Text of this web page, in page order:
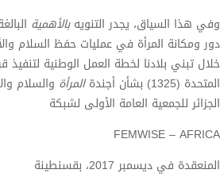
بالأهميةالبالغة التي توليها بلادنا لتعزيز
حفظ السلام والأمن. التزام تجسد خاصةً من
لتنفيذ قرار مجلس الأمن التابع للأمم
المرأةوالسلام والأمن، وكذا من خلال احتضان
لشبكة